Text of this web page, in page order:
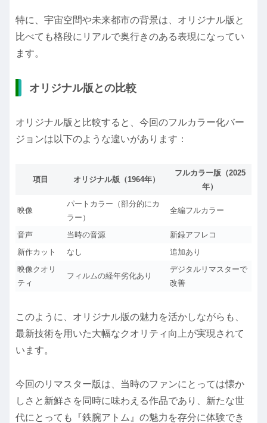
特に、宇宙空間や未来都市の背景は、オリジナル版と
比べても格段にリアルで奥行きのある表現になってい
ます。
オリジナル版との比較
オリジナル版と比較すると、今回のフルカラー化バー
ジョンは以下のような違いがあります：
項目 オリジナル版（1964年）
フルカラー版（2025
年）
映像
パートカラー（部分的にカ
ラー）
全編フルカラー
音声 当時の音源
新録アフレコ
新作カット
なし
追加あり
映像クオリ
ティ
フィルムの経年劣化あり
デジタルリマスターで
改善
このように、オリジナル版の魅力を活かしながらも、
最新技術を用いた大幅なクオリティ向上が実現されて
います。
今回のリマスター版は、当時のファンにとっては懐か
しさと新鮮さを同時に味わえる作品であり、新たな世
代にとっても『鉄腕アトム』の魅力を存分に体験でき